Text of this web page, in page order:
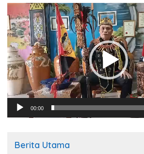
Pemutar
Video
00:00
Berita Utama